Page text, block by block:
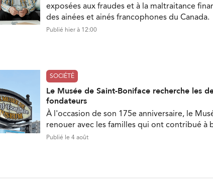
exposées aux fraudes et à la maltraitance
des ainées et ainés francophones du Canada.
Publié hier à 12:00
SOCIÉTÉ
Le Musée de Saint-Boniface recherche les
fondateurs
À l'occasion de son 175e anniversaire, le
renouer avec les familles qui ont contribué à
Publié le 4 août